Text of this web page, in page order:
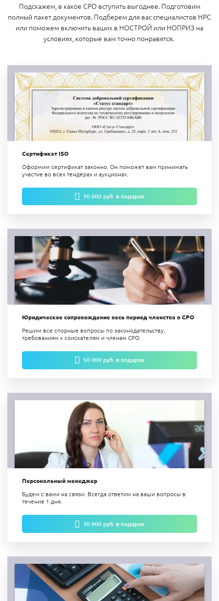
Подскажем, в какое СРО вступить выгоднее. Подготовим
полный пакет документов. Подберем для вас специалистов НРС
или поможем включить ваших в НОСТРОЙ или НОПРИЗ на
условиях, которые вам точно понравятся.
Сертификат ISO
Оформим сертификат законно. Он поможет вам принимать
участие во всех тендерах и аукционах.
10 000 руб. в подарок
Юридическое сопровождение весь период членства в СРО
Решим все спорные вопросы по законодательству,
требованиям к соискателям и членам СРО.
50 000 руб. в подарок
Персональный менеджер
Будем с вами на связи. Всегда ответим на ваши вопросы в
течение 1 дня.
30 000 руб. в подарок